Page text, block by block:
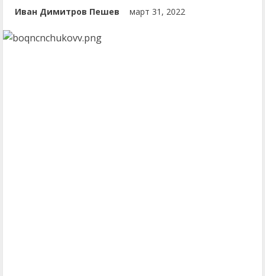
Иван Димитров Пешев март 31, 2022